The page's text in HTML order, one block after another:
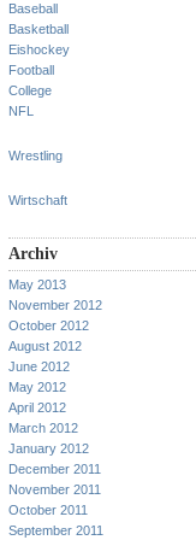
Baseball
Basketball
Eishockey
Football
College
NFL
Wrestling
Wirtschaft
Archiv
May 2013
November 2012
October 2012
August 2012
June 2012
May 2012
April 2012
March 2012
January 2012
December 2011
November 2011
October 2011
September 2011